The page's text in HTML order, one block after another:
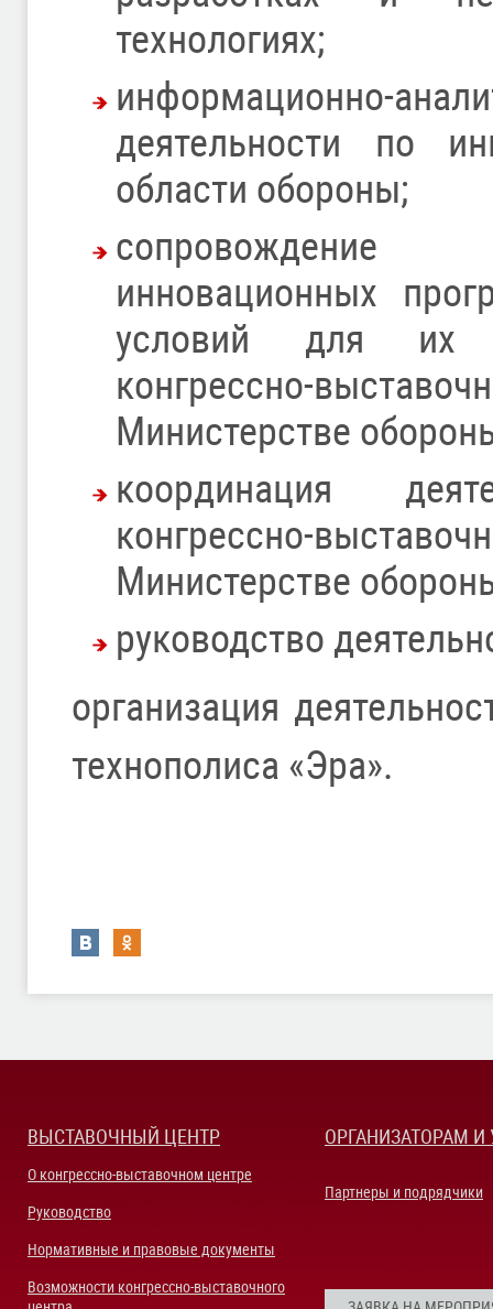
технологиях;
информационно-
деятельности по
области обороны;
сопровождение
инновационных
условий для их
конгрессно-
Министерстве
координация
конгрессно-
Министерстве
руководство
организация
технополиса «Эра».
ВЫСТАВОЧНЫЙ ЦЕНТР
О конгрессно-выставочном центре
Руководство
Нормативные и правовые документы
Возможности конгрессно-выставочного
ОРГАНИЗАТОРАМ
Партнеры и подрядчики